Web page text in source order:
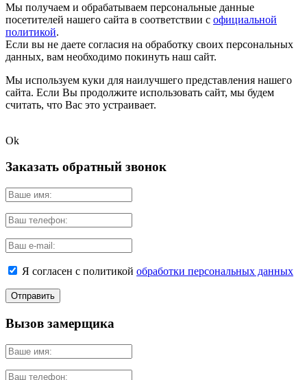
Мы получаем и обрабатываем персональные данные
посетителей нашего сайта в соответствии с официальной
политикой.
Если вы не даете согласия на обработку своих персональных
данных, вам необходимо покинуть наш сайт.
Мы используем куки для наилучшего представления нашего
сайта. Если Вы продолжите использовать сайт, мы будем
считать, что Вас это устраивает.
Ok
Заказать обратный звонок
Я согласен с политикой обработки персональных данных
Вызов замерщика